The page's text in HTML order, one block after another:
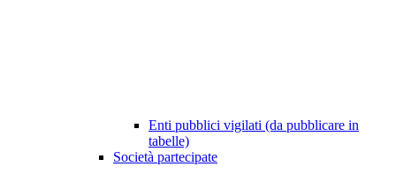
Enti pubblici vigilati (da pubblicare in
tabelle)
Società partecipate